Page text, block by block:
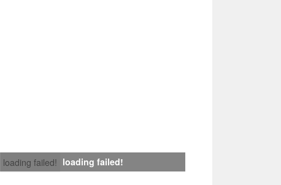
loading failed! loading failed!